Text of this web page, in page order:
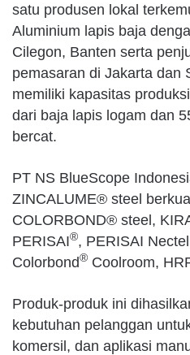
satu produsen lokal
Aluminium lapis baja
Cilegon, Banten serta
pemasaran di Jakarta dan
memiliki kapasitas
dari baja lapis logam dan
bercat.
PT NS BlueScope
ZINCALUME® steel
COLORBOND® steel,
PERISAI®, PERISAI
Colorbond® Coolroom,
Produk-produk ini
kebutuhan pelanggan
komersil, dan aplikasi